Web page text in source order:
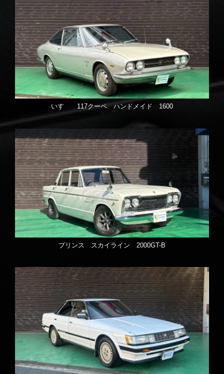
いすゞ 117クーペ ハンドメイド 1600
プリンス スカイライン 2000GT-B